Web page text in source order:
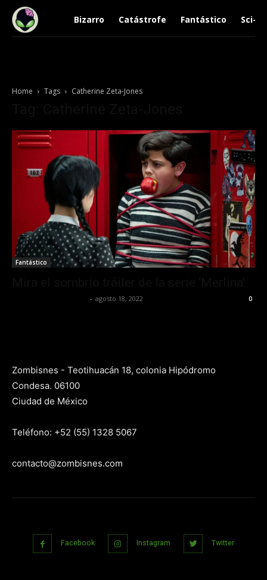
Bizarro Catástrofe Fantástico Sci-Fi
Home Tags Catherine Zeta-Jones
Fantástico
- agosto 18, 2022 0
Zombisnes - Teotihuacán 18, colonia Hipódromo
Condesa. 06100
Ciudad de México
Teléfono: +52 (55) 1328 5067
contacto@zombisnes.com
Facebook Instagram Twitter